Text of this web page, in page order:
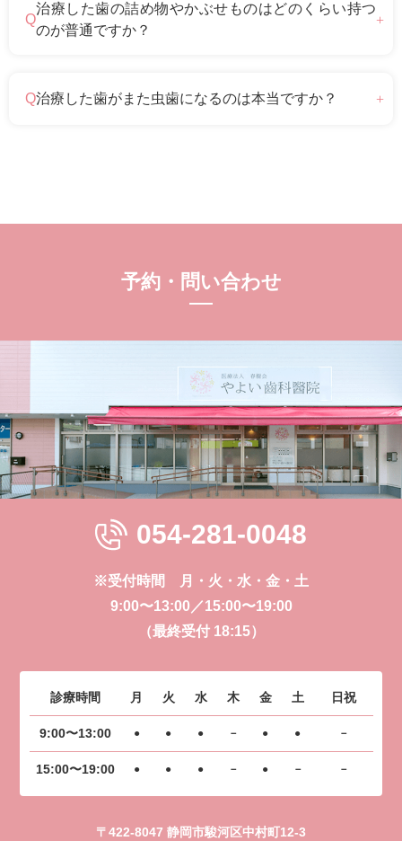
治療した歯の詰め物やかぶせものはどのくらい持つ
のが普通ですか？
治療した歯がまた虫歯になるのは本当ですか？
予約・問い合わせ
054-281-0048
※受付時間 月・火・水・金・土
9:00〜13:00／15:00〜19:00
（最終受付 18:15）
診療時間 月 火 水 木 金 土 日祝
9:00〜13:00 ● ● ● － ● ● －
15:00〜19:00 ● ● ● － ● － －
〒422-8047 静岡市駿河区中村町12-3